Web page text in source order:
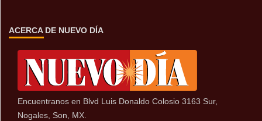
ACERCA DE NUEVO DÍA
Encuentranos en Blvd Luis Donaldo Colosio 3163 Sur,
Nogales, Son, MX.